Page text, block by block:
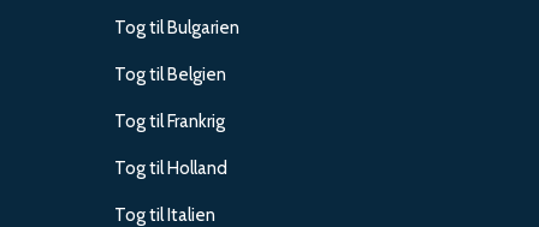
Tog til Bulgarien
Tog til Belgien
Tog til Frankrig
Tog til Holland
Tog til Italien